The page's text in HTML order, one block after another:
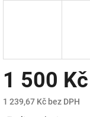
1 500 Kč
1 239,67 Kč bez DPH